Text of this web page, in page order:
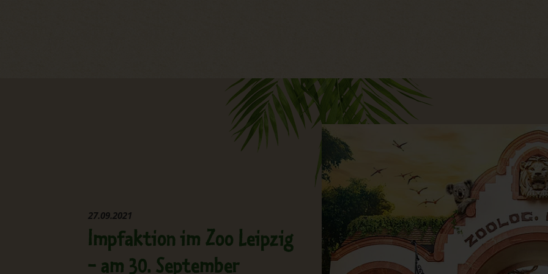
27.09.2021
Impfaktion im Zoo Leipzig
- am 30. September